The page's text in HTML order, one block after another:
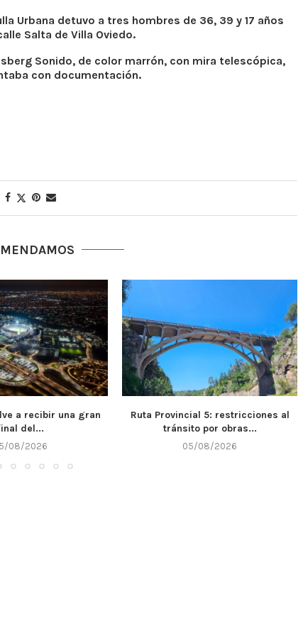
Urbana detuvo a tres hombres de 36, 39 y 17 años
Salta de Villa Oviedo.
Sonido, de color marrón, con mira telescópica,
con documentación.
5: restricciones al
por obras...
08/2026
El IPET 132 de Alta Gracia recibió
$7...
05/08/2026